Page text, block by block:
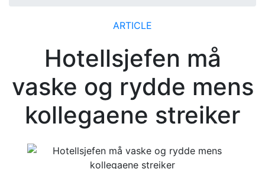
ARTICLE
Hotellsjefen må
vaske og rydde mens
kollegaene streiker